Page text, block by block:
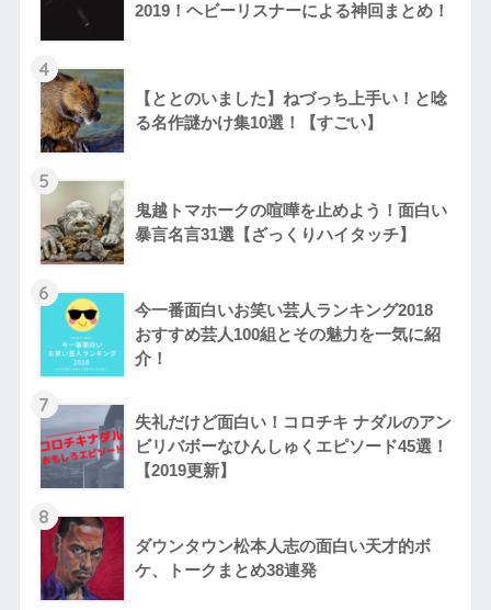
2019！ヘビーリスナーによる神回まとめ！
4
【ととのいました】ねづっち上手い！と唸
る名作謎かけ集10選！【すごい】
5
鬼越トマホークの喧嘩を止めよう！面白い
暴言名言31選【ざっくりハイタッチ】
6
今一番面白いお笑い芸人ランキング2018
おすすめ芸人100組とその魅力を一気に紹
介！
7
失礼だけど面白い！コロチキ ナダルのアン
ビリバボーなひんしゅくエピソード45選！
【2019更新】
8
ダウンタウン松本人志の面白い天才的ボ
ケ、トークまとめ38連発